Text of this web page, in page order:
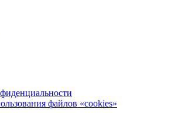
файлов «cookies»